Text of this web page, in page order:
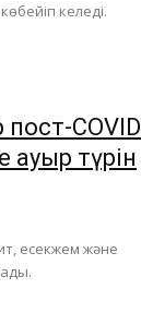
келеді.
COVID
түрін
есекжем және